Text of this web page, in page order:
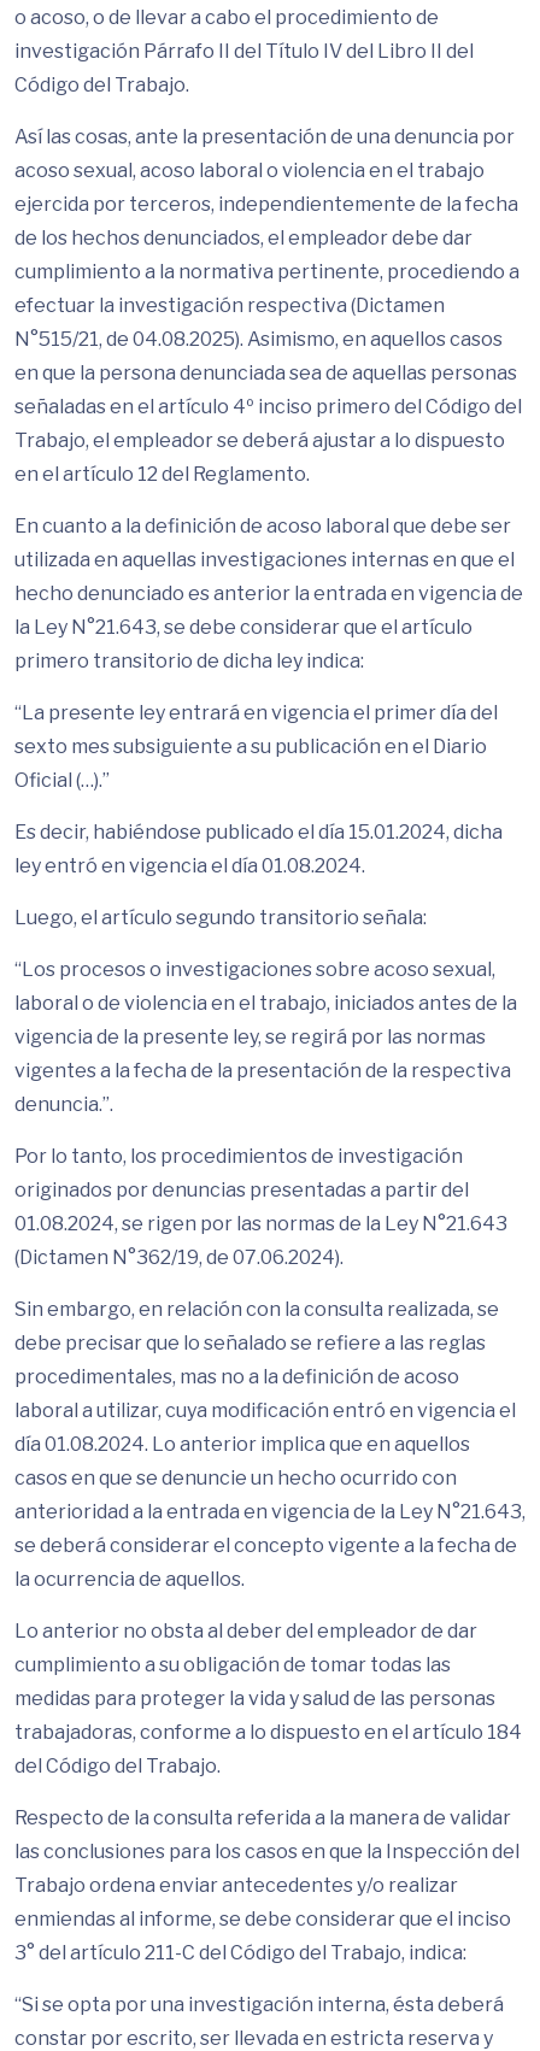
o acoso, o de llevar a cabo el procedimiento de
investigación Párrafo II del Título IV del Libro II del
Código del Trabajo.
Así las cosas, ante la presentación de una denuncia por
acoso sexual, acoso laboral o violencia en el trabajo
ejercida por terceros, independientemente de la fecha
de los hechos denunciados, el empleador debe dar
cumplimiento a la normativa pertinente, procediendo a
efectuar la investigación respectiva (Dictamen
N°515/21, de 04.08.2025). Asimismo, en aquellos casos
en que la persona denunciada sea de aquellas personas
señaladas en el artículo 4º inciso primero del Código del
Trabajo, el empleador se deberá ajustar a lo dispuesto
en el artículo 12 del Reglamento.
En cuanto a la definición de acoso laboral que debe ser
utilizada en aquellas investigaciones internas en que el
hecho denunciado es anterior la entrada en vigencia de
la Ley N°21.643, se debe considerar que el artículo
primero transitorio de dicha ley indica:
“La presente ley entrará en vigencia el primer día del
sexto mes subsiguiente a su publicación en el Diario
Oficial (…).”
Es decir, habiéndose publicado el día 15.01.2024, dicha
ley entró en vigencia el día 01.08.2024.
Luego, el artículo segundo transitorio señala:
“Los procesos o investigaciones sobre acoso sexual,
laboral o de violencia en el trabajo, iniciados antes de la
vigencia de la presente ley, se regirá por las normas
vigentes a la fecha de la presentación de la respectiva
denuncia.”.
Por lo tanto, los procedimientos de investigación
originados por denuncias presentadas a partir del
01.08.2024, se rigen por las normas de la Ley N°21.643
(Dictamen N°362/19, de 07.06.2024).
Sin embargo, en relación con la consulta realizada, se
debe precisar que lo señalado se refiere a las reglas
procedimentales, mas no a la definición de acoso
laboral a utilizar, cuya modificación entró en vigencia el
día 01.08.2024. Lo anterior implica que en aquellos
casos en que se denuncie un hecho ocurrido con
anterioridad a la entrada en vigencia de la Ley N°21.643,
se deberá considerar el concepto vigente a la fecha de
la ocurrencia de aquellos.
Lo anterior no obsta al deber del empleador de dar
cumplimiento a su obligación de tomar todas las
medidas para proteger la vida y salud de las personas
trabajadoras, conforme a lo dispuesto en el artículo 184
del Código del Trabajo.
Respecto de la consulta referida a la manera de validar
las conclusiones para los casos en que la Inspección del
Trabajo ordena enviar antecedentes y/o realizar
enmiendas al informe, se debe considerar que el inciso
3° del artículo 211-C del Código del Trabajo, indica:
“Si se opta por una investigación interna, ésta deberá
constar por escrito, ser llevada en estricta reserva y